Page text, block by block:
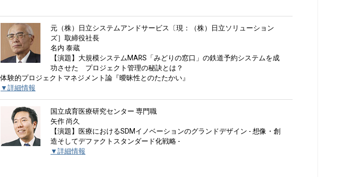
元（株）日立システムアンドサービス〔現：（株）日立ソリューション
ズ］取締役社長
名内 泰蔵
【演題】大規模システムMARS「みどりの窓口」の鉄道予約システムを成
功させた プロジェクト管理の秘訣とは？
体験的プロジェクトマネジメント論『曖昧性とのたたかい』
▼詳細情報
国立成育医療研究センター 専門職
矢作 尚久
【演題】医療におけるSDMイノベーションのグランドデザイン - 想像・創
造そしてデファクトスタンダード化戦略 -
▼詳細情報